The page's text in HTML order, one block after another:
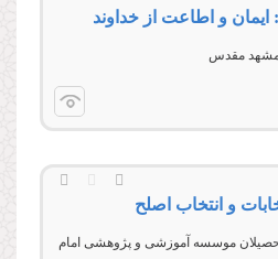
ایمان و اطاعت از خداوند
مشهد مقدس
و انتخاب اصلح
موسسه آموزشی و پژوهشی امام